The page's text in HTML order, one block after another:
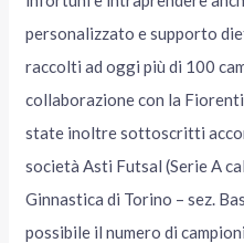
personalizzato e supporto
raccolti ad oggi più di 100
collaborazione con la
state inoltre sottoscritti
società Asti Futsal (Serie A
Ginnastica di Torino – sez.
possibile il numero di